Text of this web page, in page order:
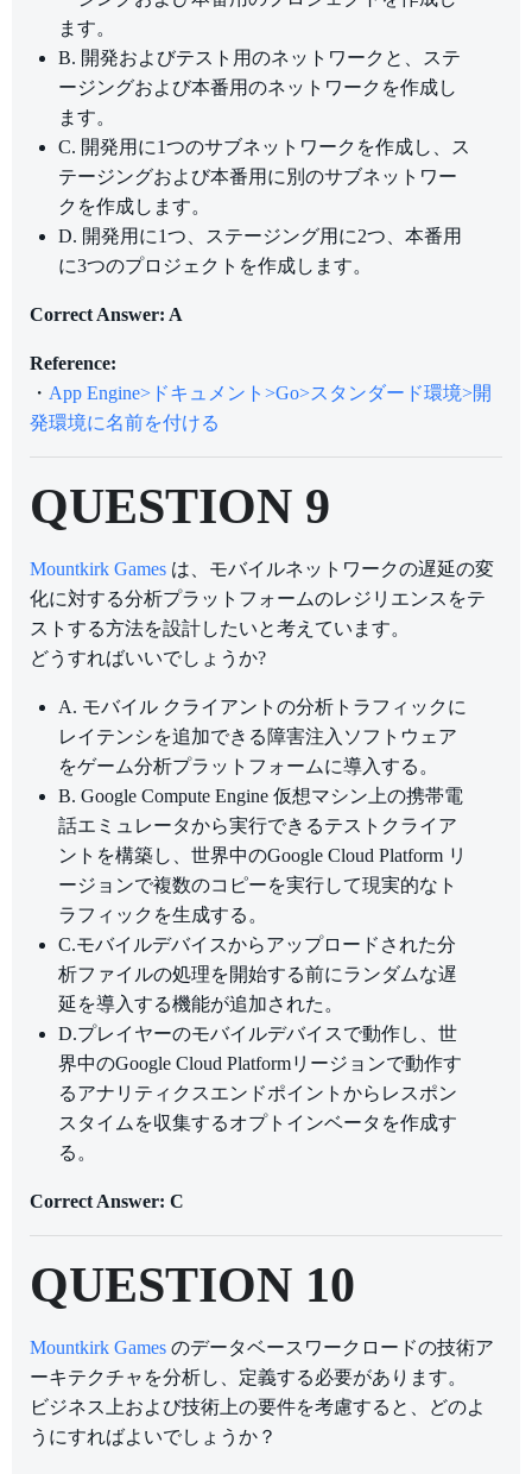
ます。
B. 開発およびテスト用のネットワークと、ステ
ージングおよび本番用のネットワークを作成し
ます。
C. 開発用に1つのサブネットワークを作成し、ス
テージングおよび本番用に別のサブネットワー
クを作成します。
D. 開発用に1つ、ステージング用に2つ、本番用
に3つのプロジェクトを作成します。
Correct Answer: A
Reference:
・ App Engine>ドキュメント>Go>スタンダード環境>開
発環境に名前を付ける
QUESTION 9
Mountkirk Games は、モバイルネットワークの遅延の変
化に対する分析プラットフォームのレジリエンスをテ
ストする方法を設計したいと考えています。
どうすればいいでしょうか?
A. モバイル クライアントの分析トラフィックに
レイテンシを追加できる障害注入ソフトウェア
をゲーム分析プラットフォームに導入する。
B. Google Compute Engine 仮想マシン上の携帯電
話エミュレータから実行できるテストクライア
ントを構築し、世界中のGoogle Cloud Platform リ
ージョンで複数のコピーを実行して現実的なト
ラフィックを生成する。
C.モバイルデバイスからアップロードされた分
析ファイルの処理を開始する前にランダムな遅
延を導入する機能が追加された。
D.プレイヤーのモバイルデバイスで動作し、世
界中のGoogle Cloud Platformリージョンで動作す
るアナリティクスエンドポイントからレスポン
スタイムを収集するオプトインベータを作成す
る。
Correct Answer: C
QUESTION 10
Mountkirk Games のデータベースワークロードの技術ア
ーキテクチャを分析し、定義する必要があります。
ビジネス上および技術上の要件を考慮すると、どのよ
うにすればよいでしょうか？